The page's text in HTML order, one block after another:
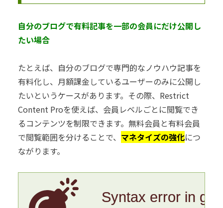
自分のブログで有料記事を一部の会員にだけ公開し
たい場合
たとえば、自分のブログで専門的なノウハウ記事を
有料化し、月額課金しているユーザーのみに公開し
たいというケースがあります。その際、Restrict
Content Proを使えば、会員レベルごとに閲覧でき
るコンテンツを制限できます。無料会員と有料会員
で閲覧範囲を分けることで、 マネタイズの強化につ
ながります。
Syntax error in